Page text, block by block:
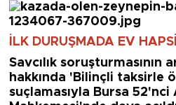
İLK DURUŞMADA EV
Savcılık soruşturmasının
hakkında 'Bilinçli taksirle
suçlamasıyla Bursa 52'nci